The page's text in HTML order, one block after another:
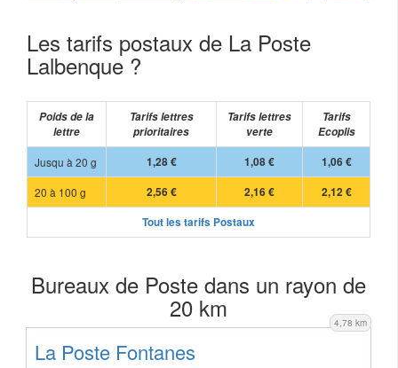
Les tarifs postaux de La Poste
Lalbenque ?
Poids de la
lettre
Tarifs lettres
prioritaires
Tarifs lettres
verte
Tarifs
Ecoplis
Jusqu à 20 g
1,28 € 1,08 €
1,06 €
20 à 100 g
2,56 € 2,16 €
2,12 €
Tout les tarifs Postaux
Bureaux de Poste dans un rayon de
20 km 4,78 km
La Poste Fontanes